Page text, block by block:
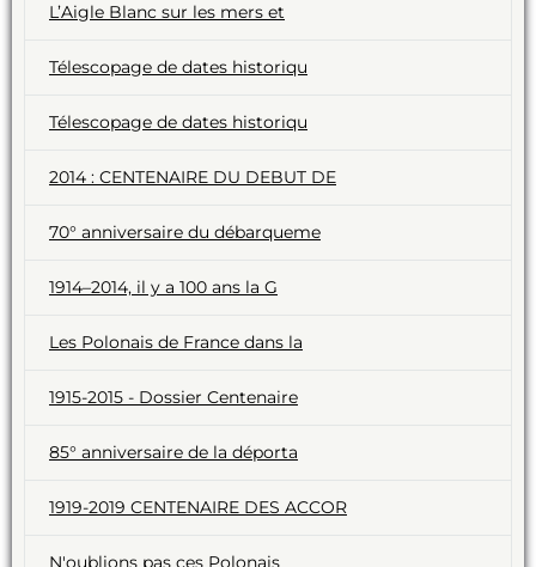
L’Aigle Blanc sur les mers et
Télescopage de dates historiqu
Télescopage de dates historiqu
2014 : CENTENAIRE DU DEBUT DE
70° anniversaire du débarqueme
1914–2014, il y a 100 ans la G
Les Polonais de France dans la
1915-2015 - Dossier Centenaire
85° anniversaire de la déporta
1919-2019 CENTENAIRE DES ACCOR